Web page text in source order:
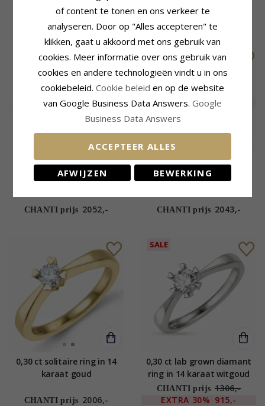
0,30 ct solitaire ring in 14
karaat witgoud
CHANTI prijs 2052,-
0,30 ct solitaire ring in 14
karaat witgoud
CHANTI prijs 2043,-
0,30 ct solitaire ring in 14
karaat goud
CHANTI prijs 2006,-
SALE
0,30 ct lab grown diamant
ring in 14 karaat witgoud
0,30 ct
CHANTI prijs 1306,-
EXTRA 30% 915,-
of content te tonen en ons verkeer te
analyseren. Door op "Alles accepteren" te
klikken, gaat u akkoord met ons gebruik van
cookies. Meer informatie over ons gebruik van
cookies en andere technologieën vindt u in ons
cookiebeleid. Cookie beleid en op de website
van Google Business Data Answers. Google
Business Data Answers
ACCEPTEER ALLES
AFWIJZEN BEWERKING